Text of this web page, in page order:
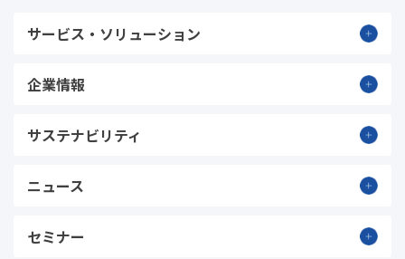
サービス・ソリューション
企業情報
サステナビリティ
ニュース
セミナー